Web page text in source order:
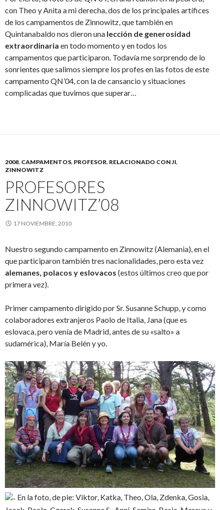
con Theo y Anita a mi derecha, dos de los principales artífices
de los campamentos de Zinnowitz, que también en
Quintanabaldo nos dieron una lección de generosidad
extraordinaria en todo momento y en todos los
campamentos que participaron. Todavía me sorprendo de lo
sonrientes que salimos siempre los profes en las fotos de este
campamento QN’04, con la de cansancio y situaciones
complicadas que tuvimos que superar…
2008, CAMPAMENTOS, PROFESOR, RELACIONADO CON JI,
ZINNOWITZ
PROFESORES
ZINNOWITZ’08
17 NOVIEMBRE, 2010
Nuestro segundo campamento en Zinnowitz (Alemania), en el
que participaron también tres nacionalidades, pero esta vez
alemanes, polacos y eslovacos (estos últimos creo que por
primera vez).
Primer campamento dirigido por Sr. Susanne Schupp, y como
colaboradores extranjeros Paolo de Italia, Jana (que es
eslovaca, pero venía de Madrid, antes de su «salto» a
sudamérica), María Belén y yo.
En la foto, de pie: Viktor, Katka, Theo, Ola, Zdenka, Gosia,